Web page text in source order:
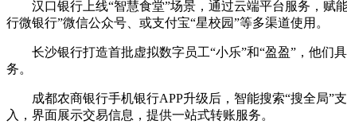
汉口银行上线“智慧食堂”场景，通过云端平台服务，赋
行微银行”微信公众号、或支付宝“星校园”等多渠道使用。
长沙银行打造首批虚拟数字员工“小乐”和“盈盈”，他
务。
成都农商银行手机银行APP升级后，智能搜索“搜全局”
入，界面展示交易信息，提供一站式转账服务。